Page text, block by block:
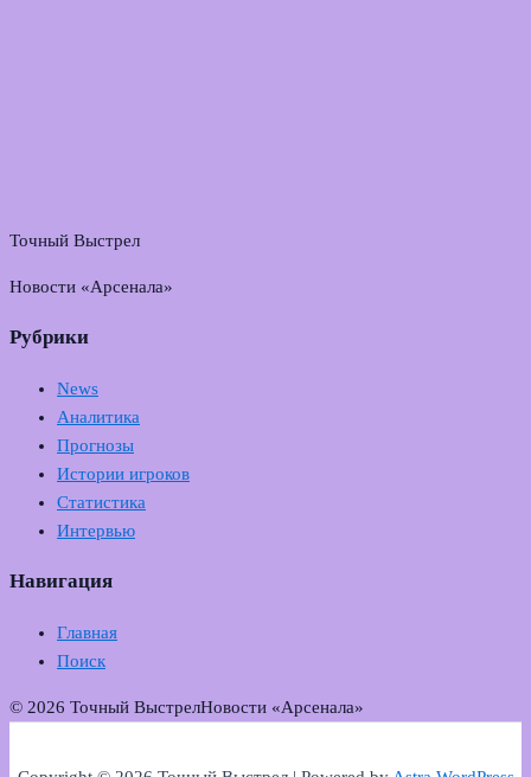
Точный Выстрел
Новости «Арсенала»
Рубрики
News
Аналитика
Прогнозы
Истории игроков
Статистика
Интервью
Навигация
Главная
Поиск
© 2026 Точный ВыстрелНовости «Арсенала»